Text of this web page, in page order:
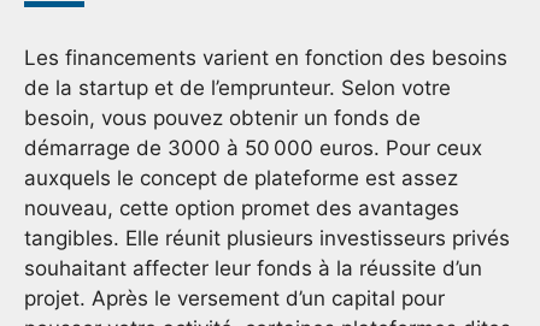
Les financements varient en fonction des besoins
de la startup et de l’emprunteur. Selon votre
besoin, vous pouvez obtenir un fonds de
démarrage de 3000 à 50 000 euros. Pour ceux
auxquels le concept de plateforme est assez
nouveau, cette option promet des avantages
tangibles. Elle réunit plusieurs investisseurs privés
souhaitant affecter leur fonds à la réussite d’un
projet. Après le versement d’un capital pour